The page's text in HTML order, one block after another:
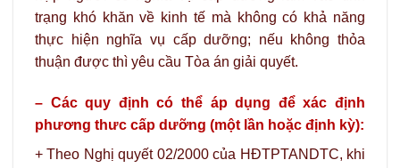
trạng khó khăn về kinh tế mà không có khả năng
thực hiện nghĩa vụ cấp dưỡng; nếu không thỏa
thuận được thì yêu cầu Tòa án giải quyết.
– Các quy định có thể áp dụng để xác định
phương thưc cấp dưỡng (một lần hoặc định kỳ):
+ Theo Nghị quyết 02/2000 của HĐTPTANDTC, khi